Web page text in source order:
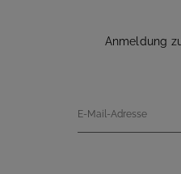
Anmeldung
E-Mail-Adresse